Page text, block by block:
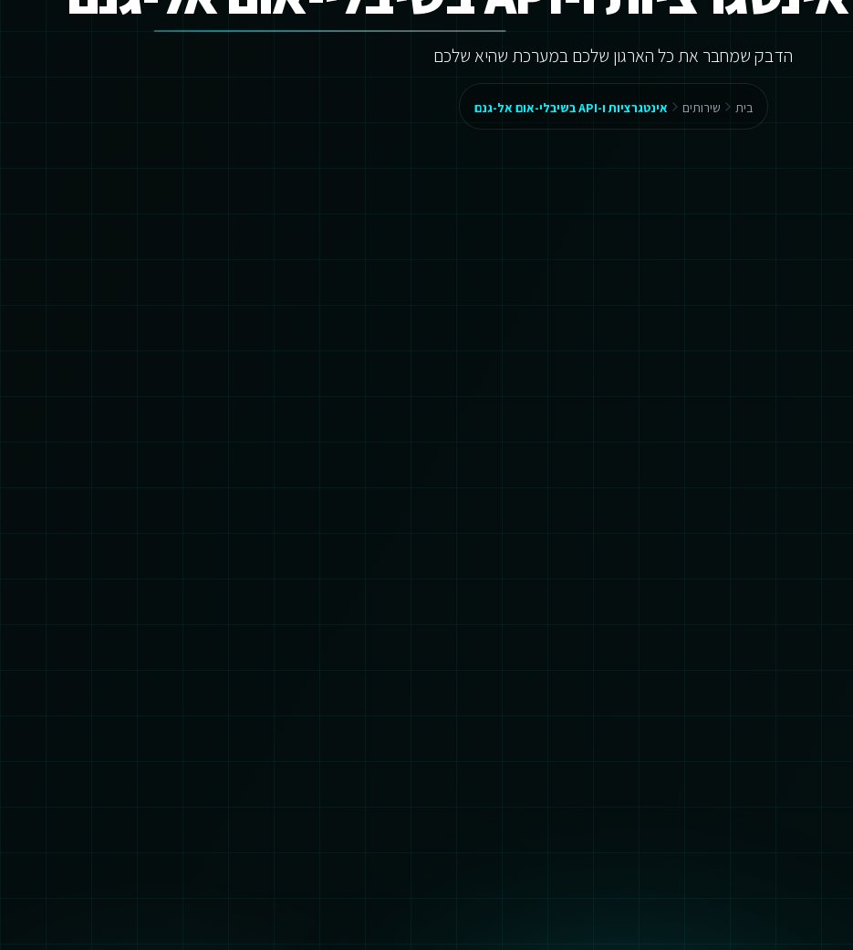
הדבק שמחבר את כל הארגון שלכם במערכת שהיא שלכם
בית שירותים אינטגרציות ו-API בשיבלי-אום אל-גנם